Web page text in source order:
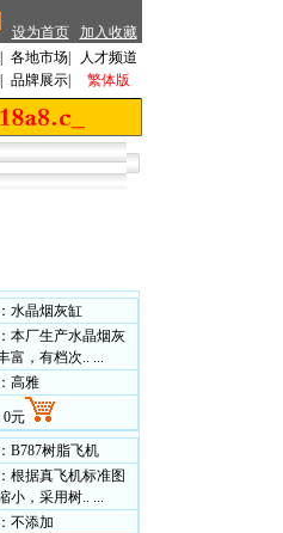
设为首页
加入收藏
各地市场|
人才频道
品牌展示| 繁体版
水晶烟灰缸
本厂生产水晶烟灰
富，有档次.. ...
高雅
0元
B787树脂飞机
根据真飞机标准图
小，采用树.. ...
不添加